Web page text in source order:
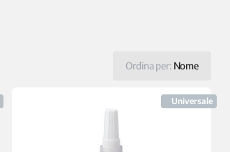
Ordina per: Nome
Universale